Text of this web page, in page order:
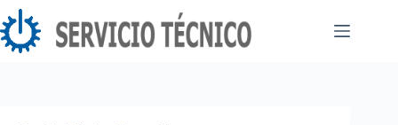
Saltar
al
contenido